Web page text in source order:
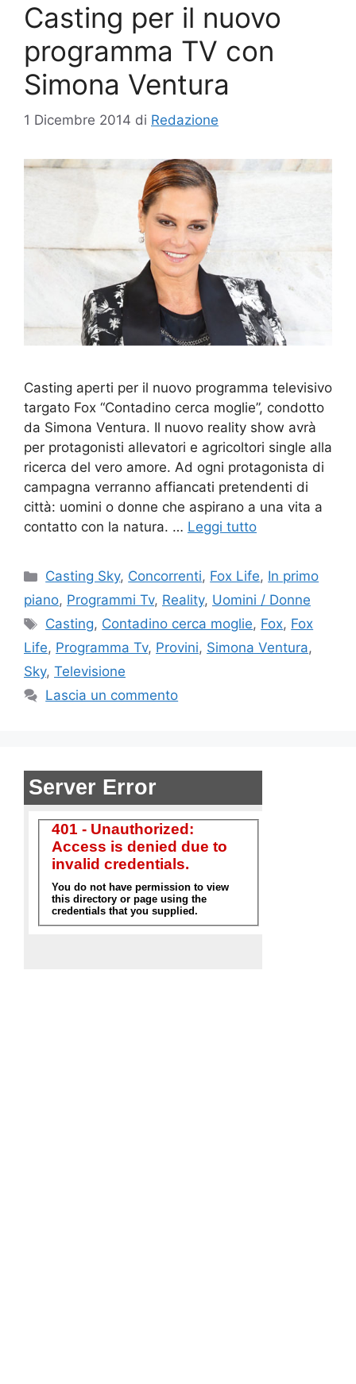
Casting per il nuovo
programma TV con
Simona Ventura
1 Dicembre 2014 di Redazione
Casting aperti per il nuovo programma televisivo
targato Fox “Contadino cerca moglie”, condotto
da Simona Ventura. Il nuovo reality show avrà
per protagonisti allevatori e agricoltori single alla
ricerca del vero amore. Ad ogni protagonista di
campagna verranno affiancati pretendenti di
città: uomini o donne che aspirano a una vita a
contatto con la natura. … Leggi tutto
Categorie
Casting Sky, Concorrenti, Fox Life, In primo
piano, Programmi Tv, Reality, Uomini / Donne
Tag
Casting, Contadino cerca moglie, Fox, Fox
Life, Programma Tv, Provini, Simona Ventura,
Sky, Televisione
Lascia un commento